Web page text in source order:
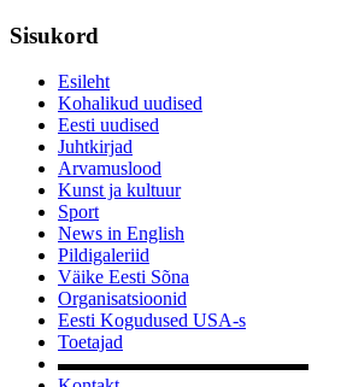
Sisukord
Esileht
Kohalikud uudised
Eesti uudised
Juhtkirjad
Arvamuslood
Kunst ja kultuur
Sport
News in English
Pildigaleriid
Väike Eesti Sõna
Organisatsioonid
Eesti Kogudused USA-s
Toetajad
▬▬▬▬▬▬▬▬▬▬▬▬▬